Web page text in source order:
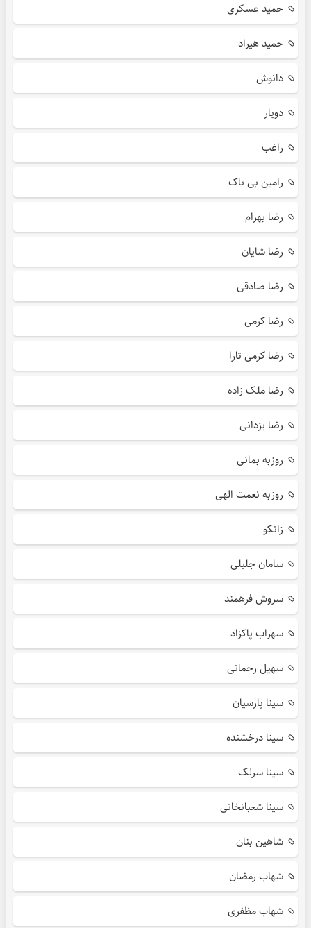
حمید عسکری
حمید هیراد
دانوش
دویار
راغب
رامین بی باک
رضا بهرام
رضا شایان
رضا صادقی
رضا کرمی
رضا کرمی تارا
رضا ملک زاده
رضا یزدانی
روزبه بمانی
روزبه نعمت الهی
زانکو
سامان جلیلی
سروش فرهمند
سهراب پاکزاد
سهیل رحمانی
سینا پارسیان
سینا درخشنده
سینا سرلک
سینا شعبانخانی
شاهین بنان
شهاب رمضان
شهاب مظفری